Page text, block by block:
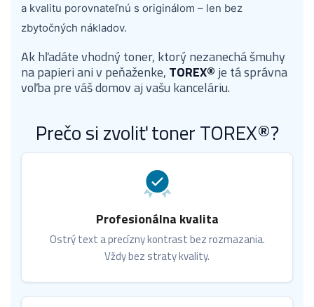
a kvalitu porovnateľnú s originálom – len bez
zbytočných nákladov.
Ak hľadáte vhodný toner, ktorý nezanechá šmuhy
na papieri ani v peňaženke, TOREX® je tá správna
voľba pre váš domov aj vašu kanceláriu.
Prečo si zvoliť toner TOREX®?
Profesionálna kvalita
Ostrý text a precízny kontrast bez rozmazania.
Vždy bez straty kvality.